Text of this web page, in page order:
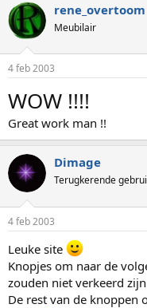
rene_overtoom
Meubilair
4 feb 2003
WOW !!!!
Great work man !!
Dimage
Terugkerende
4 feb 2003
Leuke site
Knopjes om naar de
zouden niet verkeerd
De rest van de knoppen